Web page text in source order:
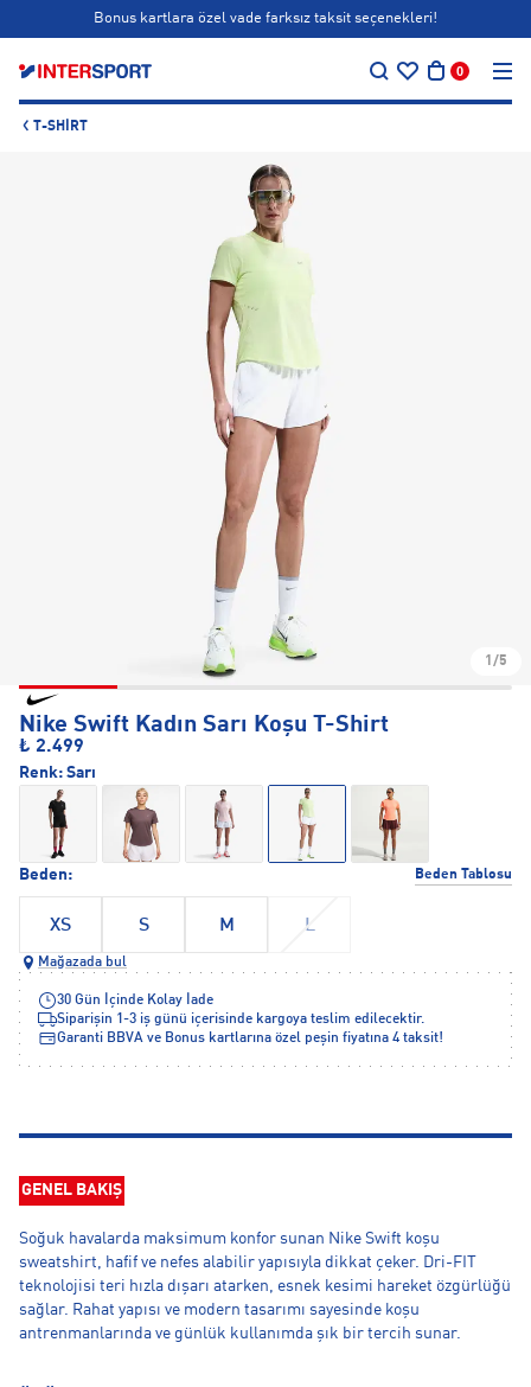
Bonus kartlara özel vade farksız taksit seçenekleri!
0
T-SHIRT
1/5
Nike Swift Kadın Sarı Koşu T-Shirt
₺ 2.499
Beden: Beden Tablosu
XS S M L
Renk: Sarı
Mağazada bul
30 Gün İçinde Kolay İade
Siparişin 1-3 iş günü içerisinde kargoya teslim edilecektir.
Garanti BBVA ve Bonus kartlarına özel peşin fiyatına 4 taksit!
GENEL BAKIŞ
Soğuk havalarda maksimum konfor sunan Nike Swift koşu
sweatshirt, hafif ve nefes alabilir yapısıyla dikkat çeker. Dri-FIT
teknolojisi teri hızla dışarı atarken, esnek kesimi hareket özgürlüğü
sağlar. Rahat yapısı ve modern tasarımı sayesinde koşu
antrenmanlarında ve günlük kullanımda şık bir tercih sunar.